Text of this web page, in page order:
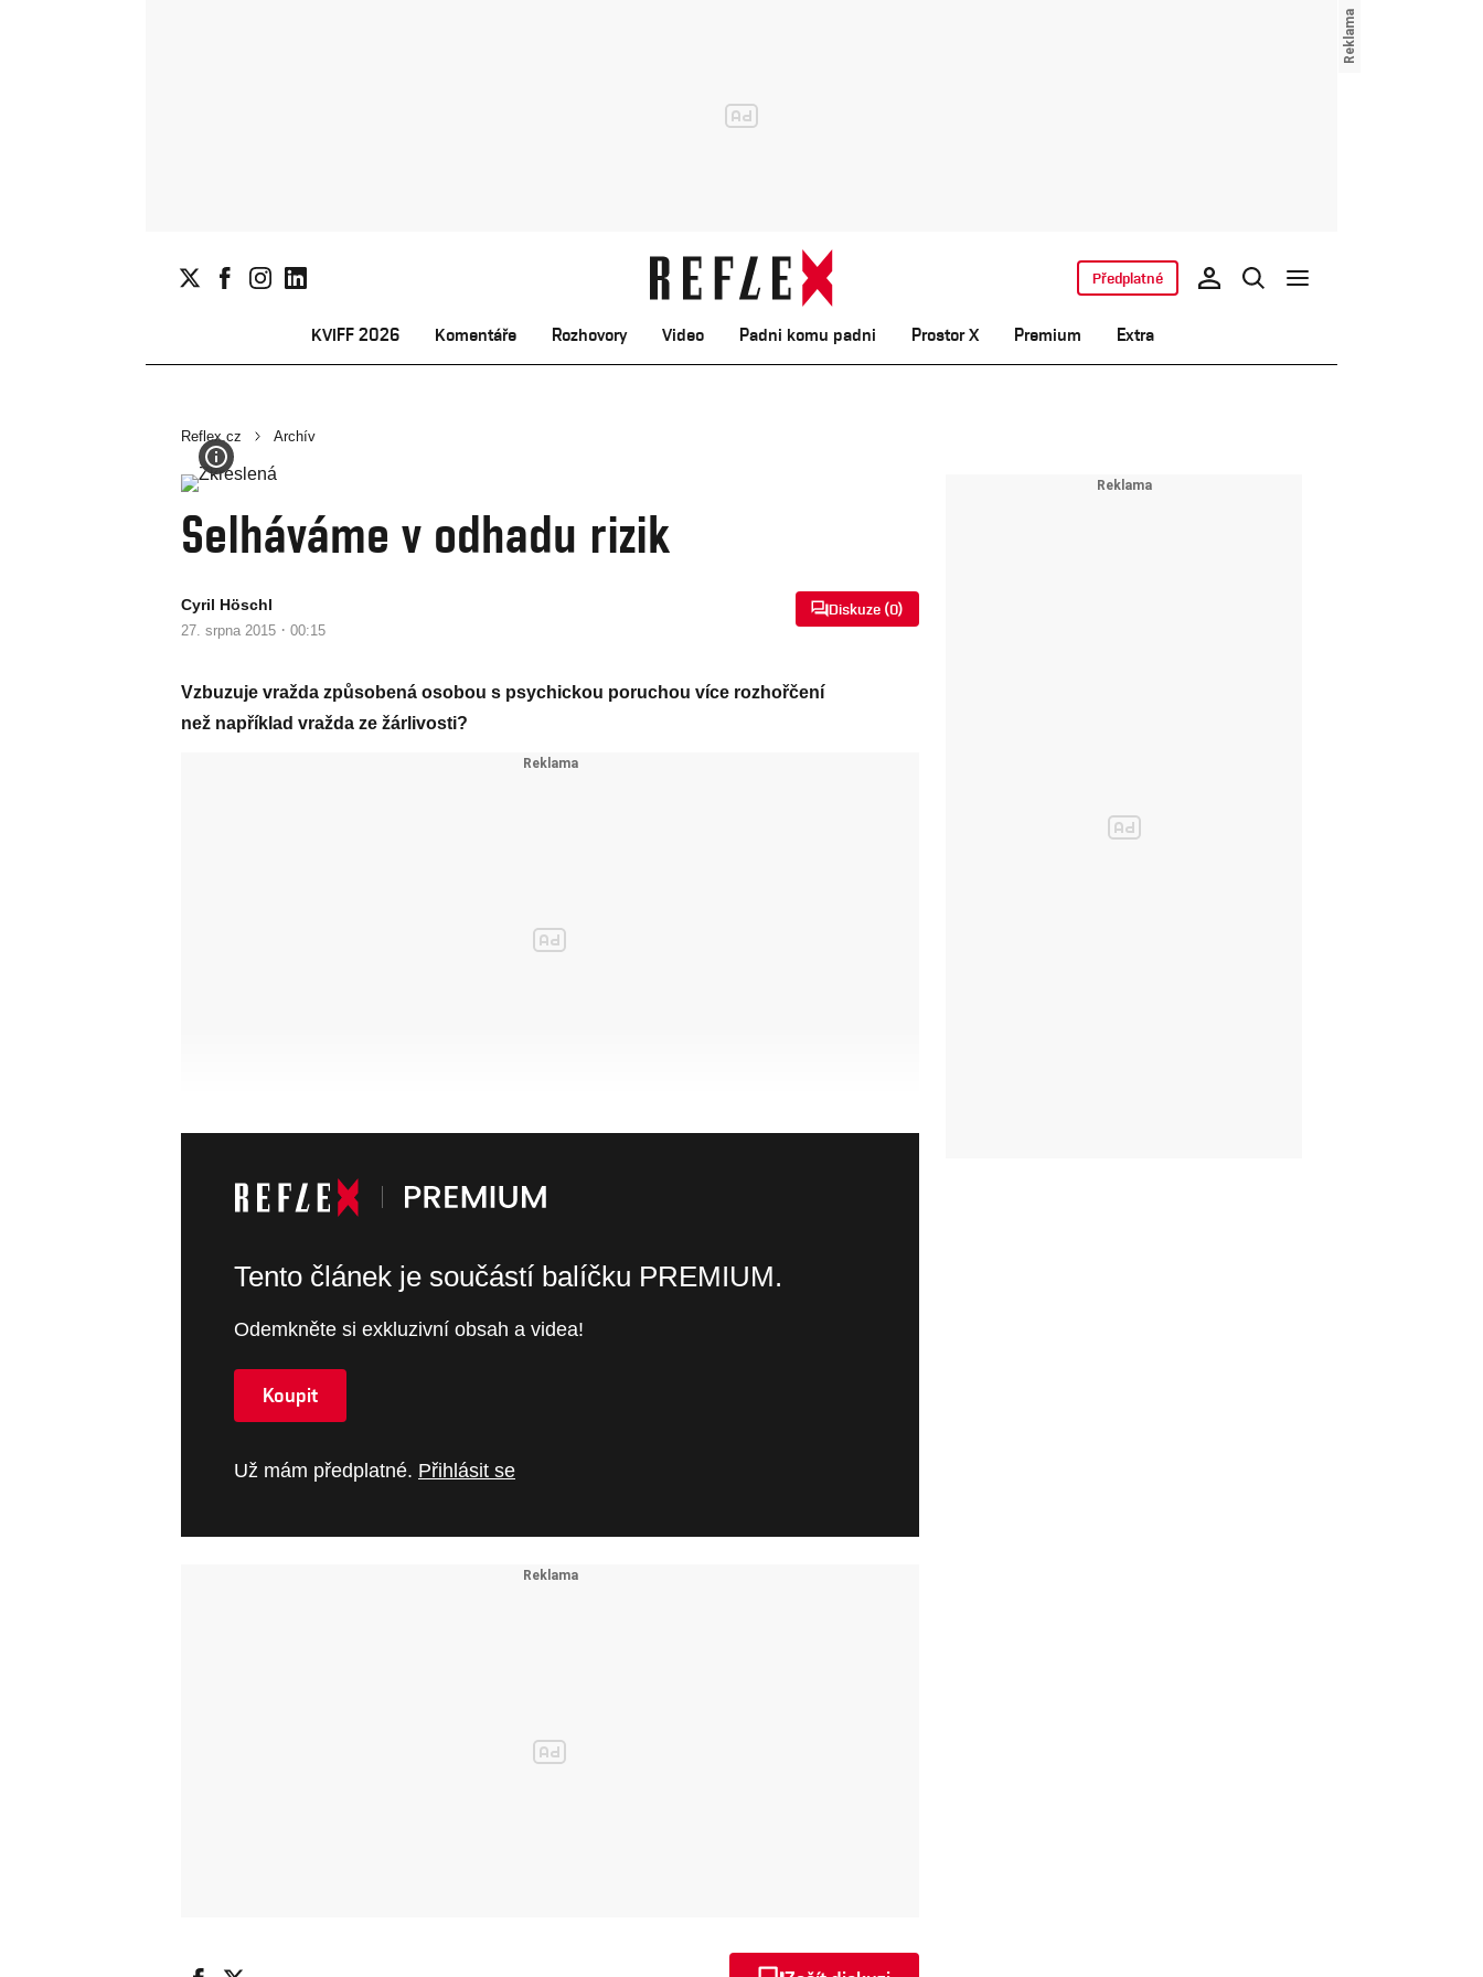
KVIFF 2026 Komentáře Rozhovory Video Padni komu padni Prostor X Premium Extra
Předplatné
Reflex.cz Archív
Selháváme v odhadu rizik
Cyril Höschl
27. srpna 2015 · 00:15
Diskuze (0)
Vzbuzuje vražda způsobená osobou s psychickou poruchou více rozhořčení
než například vražda ze žárlivosti?
Tento článek je součástí balíčku PREMIUM.
Odemkněte si exkluzivní obsah a videa!
Koupit
Už mám předplatné. Přihlásit se